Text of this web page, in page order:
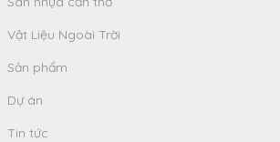
Vật Liệu Ngoài Trời
Sản phẩm
Dự án
Tin tức